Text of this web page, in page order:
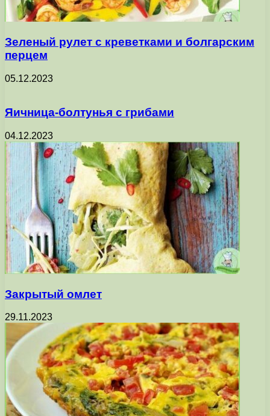
Зеленый рулет с креветками и болгарским
перцем
05.12.2023
Яичница-болтунья с грибами
04.12.2023
Закрытый омлет
29.11.2023